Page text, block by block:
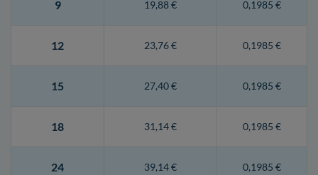
9 19,88 € 0,1985 €
12 23,76 € 0,1985 €
15 27,40 € 0,1985 €
18 31,14 € 0,1985 €
24 39,14 € 0,1985 €